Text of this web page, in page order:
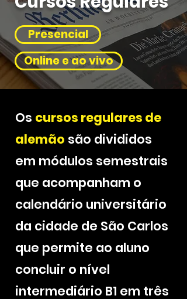
Presencial
Online e ao vivo
Os cursos regulares de
alemão são divididos
em módulos semestrais
que acompanham o
calendário universitário
da cidade de São Carlos
que permite ao aluno
concluir o nível
intermediário B1 em três